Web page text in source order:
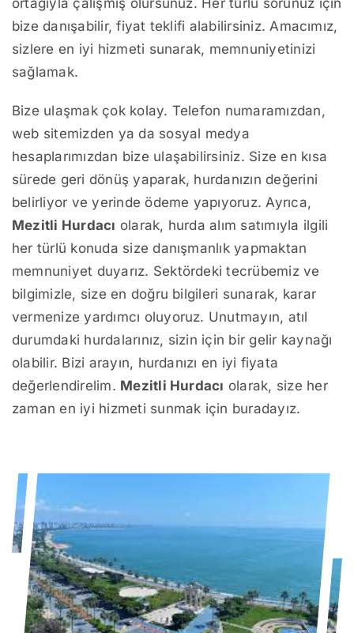
bize danışabilir, fiyat teklifi alabilirsiniz. Amacımız,
sizlere en iyi hizmeti sunarak, memnuniyetinizi
sağlamak.
Bize ulaşmak çok kolay. Telefon numaramızdan,
web sitemizden ya da sosyal medya
hesaplarımızdan bize ulaşabilirsiniz. Size en kısa
sürede geri dönüş yaparak, hurdanızın değerini
belirliyor ve yerinde ödeme yapıyoruz. Ayrıca,
Mezitli Hurdacı olarak, hurda alım satımıyla ilgili
her türlü konuda size danışmanlık yapmaktan
memnuniyet duyarız. Sektördeki tecrübemiz ve
bilgimizle, size en doğru bilgileri sunarak, karar
vermenize yardımcı oluyoruz. Unutmayın, atıl
durumdaki hurdalarınız, sizin için bir gelir kaynağı
olabilir. Bizi arayın, hurdanızı en iyi fiyata
değerlendirelim. Mezitli Hurdacı olarak, size her
zaman en iyi hizmeti sunmak için buradayız.